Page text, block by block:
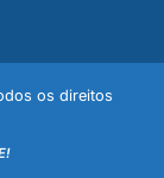
os direitos